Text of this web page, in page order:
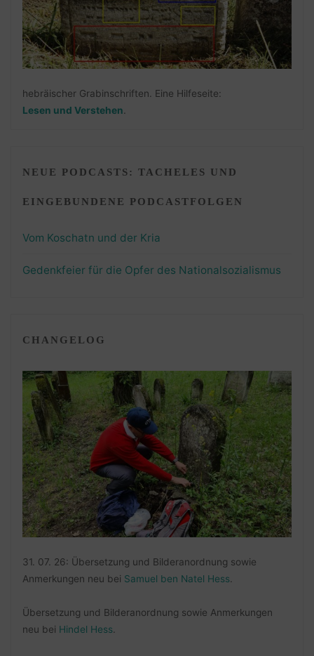
hebräischer Grabinschriften. Eine Hilfeseite:
Lesen und Verstehen
NEUE PODCASTS: TACHELES UND
EINGEBUNDENE PODCASTFOLGEN
Vom Koschatn und der Kria
Gedenkfeier für die Opfer des Nationalsozialismus
CHANGELOG
31. 07. 26: Übersetzung und Bilderanordnung sowie
Anmerkungen neu bei Samuel ben Natel Hess
Übersetzung und Bilderanordnung sowie Anmerkungen
neu bei Hindel Hess